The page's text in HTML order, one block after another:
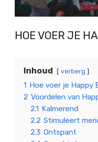
HOE VOER JE
Inhoud verberg
1 Hoe voer je Happy
2 Voordelen van
2.1 Kalmerend
2.2 Stimuleert
2.3 Ontspant